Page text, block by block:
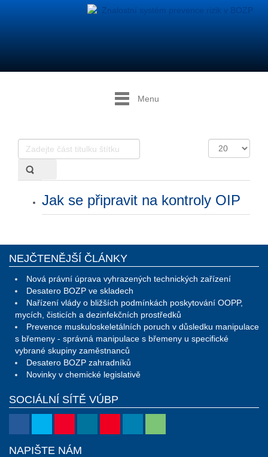
Menu
Zadejte
část
titulku
štítku
Počet
zobrazení
Jak se připravit na kontroly OIP
NEJČTENĚJŠÍ ČLÁNKY
Nová právní úprava vyhrazených technických zařízení
Desatero BOZP ve skladech
Nařízení vlády o bližších podmínkách poskytování OOPP,
mycích, čisticích a dezinfekčních prostředků
Prevence muskuloskeletálních poruch v důsledku manipulace
s břemeny - správná manipulace s břemeny u specifické
vybrané skupiny zaměstnanců
Desatero BOZP zahradníků
Novinky v chemické legislativě
SOCIÁLNÍ SÍTĚ VÚBP
NAPIŠTE NÁM